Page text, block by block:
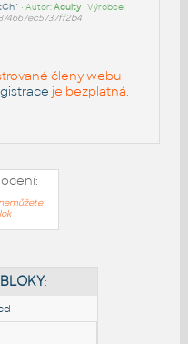
• Autor:Acuity• Výrobce:
členy webu
je bezplatná.